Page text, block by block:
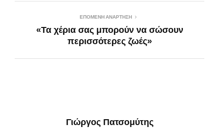
ΕΠΌΜΕΝΗ ΑΝΆΡΤΗΣΗ
«Τα χέρια σας μπορούν να σώσουν
περισσότερες ζωές»
Γιώργος Πατσομύτης